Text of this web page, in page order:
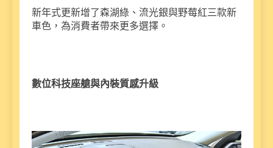
新年式更新增了森湖綠、流光銀與野莓紅三款新
車色，為消費者帶來更多選擇。
數位科技座艙與內裝質感升級